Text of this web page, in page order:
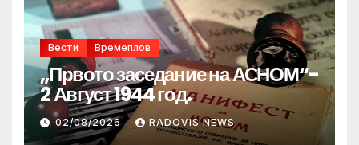
Вести Времеплов
„Првото заседание на АСНОМ“-
2 Август 1944 год.
02/08/2026 RADOVIS NEWS